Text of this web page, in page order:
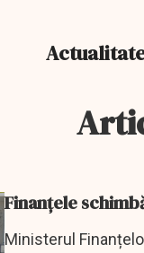
Finanțele
Ministerul